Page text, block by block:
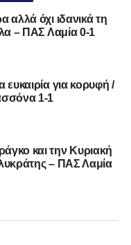
αλλά όχι ιδανικά τη
– ΠΑΣ Λαμία 0-1
για κορυφή /
1-1
και την Κυριακή
– ΠΑΣ Λαμία